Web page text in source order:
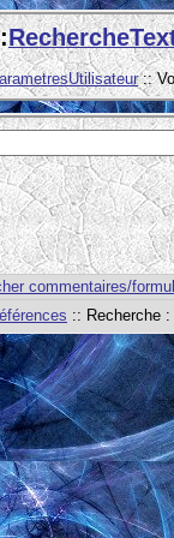
::
commentaires/
:: Recherche :